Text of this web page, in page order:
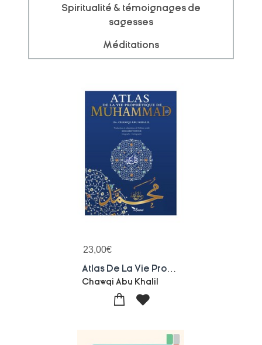
Spiritualité & témoignages de
sagesses
Méditations
23,00€
Chawqi Abu Khalil